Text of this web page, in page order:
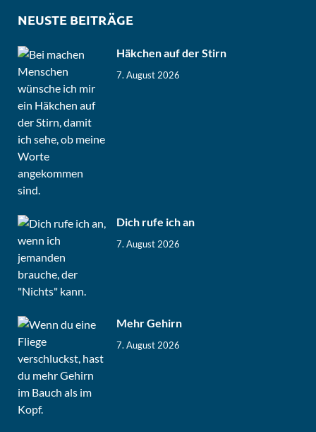
NEUSTE BEITRÄGE
Häkchen auf der Stirn
7. August 2026
Dich rufe ich an
7. August 2026
Mehr Gehirn
7. August 2026